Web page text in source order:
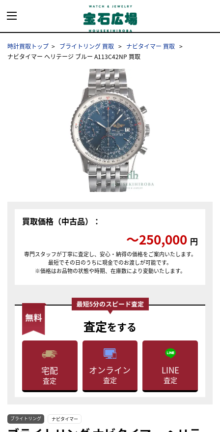
時計買取トップ ブライトリング 買取
ナビタイマー 買取
ナビタイマー ヘリテージ ブルー A113C42NP 買取
買取価格（中古品）：
〜250,000 円
専門スタッフが丁寧に査定し、安心・納得の価格をご案内いたします。
最短でその日のうちに現金でのお渡しが可能です。
※価格はお品物の状態や時期、在庫数により変動いたします。
査定をする
宅配
査定
オンライン
査定
LINE
査定
ブライトリング ナビタイマー